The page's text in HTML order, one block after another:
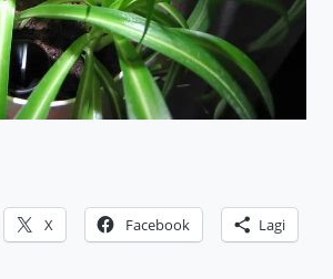
X Facebook Lagi